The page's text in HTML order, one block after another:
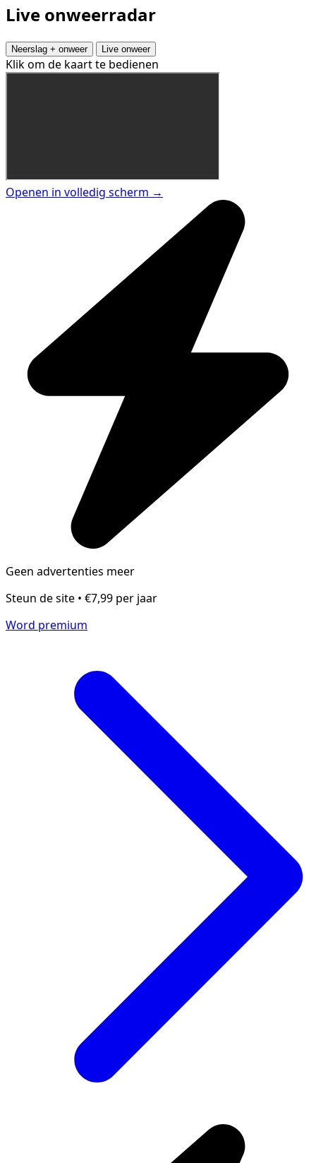
Live onweerradar
Neerslag + onweer Live onweer
Klik om de kaart te bedienen
Openen in volledig scherm →
Geen advertenties meer
Steun de site • €7,99 per jaar
Word premium